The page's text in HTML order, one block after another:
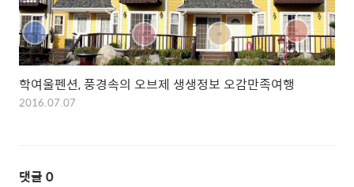
학여울펜션, 풍경속의 오브제 생생정보 오감만족여행
2016.07.07
댓글 0